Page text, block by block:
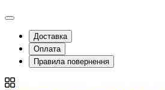
Доставка
Оплата
Правила повернення